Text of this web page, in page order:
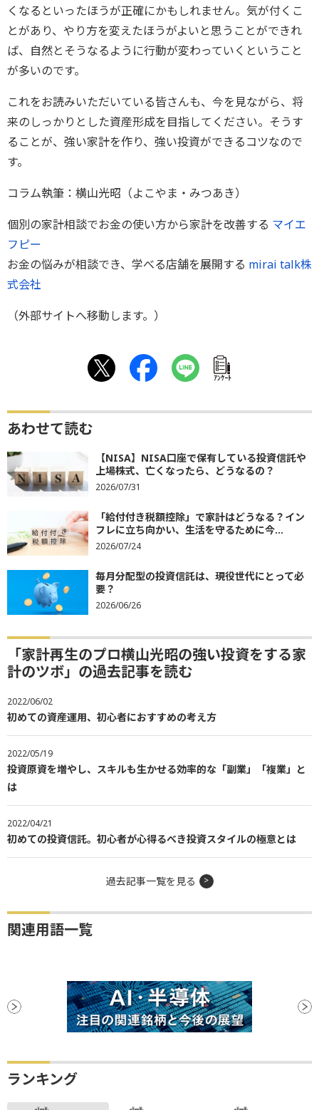
くなるといったほうが正確にかもしれません。気が付くこ
とがあり、やり方を変えたほうがよいと思うことができれ
ば、自然とそうなるように行動が変わっていくということ
が多いのです。
これをお読みいただいている皆さんも、今を見ながら、将
来のしっかりとした資産形成を目指してください。そうす
ることが、強い家計を作り、強い投資ができるコツなので
す。
コラム執筆：横山光昭（よこやま・みつあき）
個別の家計相談でお金の使い方から家計を改善する マイエ
フピー
お金の悩みが相談でき、学べる店舗を展開する mirai talk株
式会社
（外部サイトへ移動します。）
ｱﾝｹｰﾄ
あわせて読む
【NISA】NISA口座で保有している投資信託や
上場株式、亡くなったら、どうなるの？
2026/07/31
「給付付き税額控除」で家計はどうなる？イン
フレに立ち向かい、生活を守るために今...
2026/07/24
毎月分配型の投資信託は、現役世代にとって必
要？
2026/06/26
「家計再生のプロ横山光昭の強い投資をする家
計のツボ」の過去記事を読む
2022/06/02
初めての資産運用、初心者におすすめの考え方
2022/05/19
投資原資を増やし、スキルも生かせる効率的な「副業」「複業」と
は
2022/04/21
初めての投資信託。初心者が心得るべき投資スタイルの極意とは
過去記事一覧を見る
関連用語一覧
ランキング